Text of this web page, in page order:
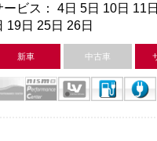
ービス： 4日 5日 10日 11
19日 25日 26日
新車 中古車